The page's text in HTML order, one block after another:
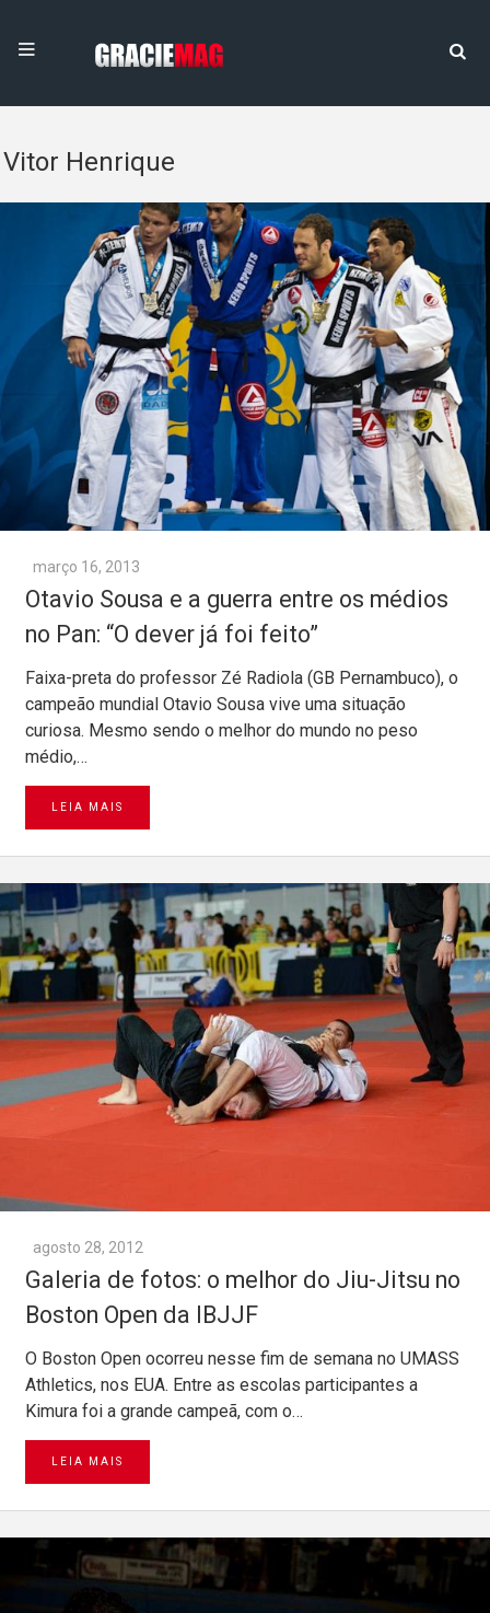
Vitor Henrique
março 16, 2013
Otavio Sousa e a guerra entre os médios
no Pan: “O dever já foi feito”
Faixa-preta do professor Zé Radiola (GB Pernambuco), o
campeão mundial Otavio Sousa vive uma situação
curiosa. Mesmo sendo o melhor do mundo no peso
médio,…
LEIA MAIS
agosto 28, 2012
Galeria de fotos: o melhor do Jiu-Jitsu no
Boston Open‏ da IBJJF
O Boston Open ocorreu nesse fim de semana no UMASS
Athletics, nos EUA. Entre as escolas participantes a
Kimura foi a grande campeã, com o…
LEIA MAIS